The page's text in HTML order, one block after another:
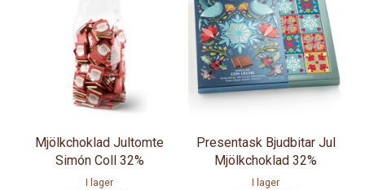
Mjölkchoklad Jultomte
Simón Coll 32%
I lager
Presentask Bjudbitar Jul
Mjölkchoklad 32%
I lager